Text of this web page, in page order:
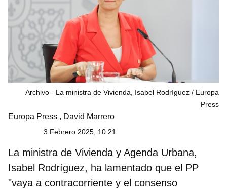
Archivo - La ministra de Vivienda, Isabel Rodríguez
Europa
Press
Europa Press , David Marrero
3 Febrero 2025, 10:21
La ministra de Vivienda y Agenda Urbana,
Isabel Rodríguez, ha lamentado que el PP
"vaya a contracorriente y el consenso